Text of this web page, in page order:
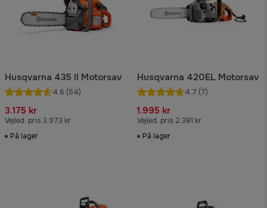
Husqvarna 435 II Motorsav
4.6 (54)
3.175 kr
Vejled. pris 3.973 kr
På lager
Husqvarna 420EL Motorsav
4.7 (7)
1.995 kr
Vejled. pris 2.381 kr
På lager